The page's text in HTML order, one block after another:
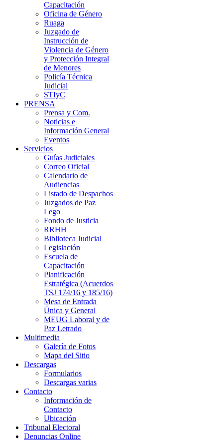
Capacitación
Oficina de Género
Ruaga
Juzgado de
Instrucción de
Violencia de Género
y Protección Integral
de Menores
Policía Técnica
Judicial
STIyC
PRENSA
Prensa y Com.
Noticias e
Información General
Eventos
Servicios
Guías Judiciales
Correo Oficial
Calendario de
Audiencias
Listado de Despachos
Juzgados de Paz
Lego
Fondo de Justicia
RRHH
Biblioteca Judicial
Legislación
Escuela de
Capacitación
Planificación
Estratégica (Acuerdos
TSJ 174/16 y 185/16)
Mesa de Entrada
Única y General
MEUG Laboral y de
Paz Letrado
Multimedia
Galería de Fotos
Mapa del Sitio
Descargas
Formularios
Descargas varias
Contacto
Información de
Contacto
Ubicación
Tribunal Electoral
Denuncias Online